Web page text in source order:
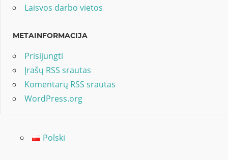
Laisvos darbo vietos
METAINFORMACIJA
Prisijungti
Įrašų RSS srautas
Komentarų RSS srautas
WordPress.org
Polski